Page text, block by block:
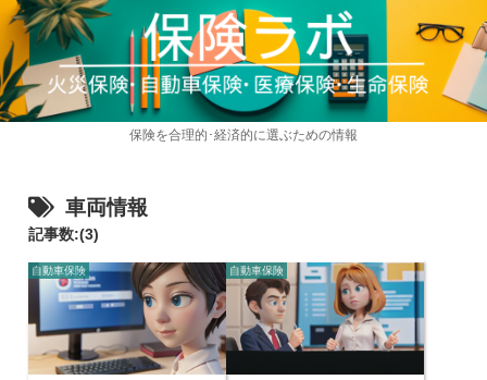
保険を合理的･経済的に選ぶための情報
車両情報
記事数:(3)
自動車保険 自動車保険